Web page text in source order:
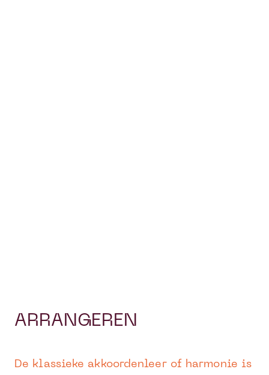
ARRANGEREN
De klassieke akkoordenleer of harmonie is